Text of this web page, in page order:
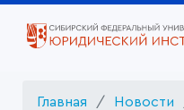
Главная Новости